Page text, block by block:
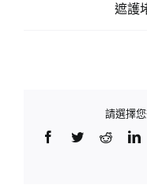
遮護
請選擇
Facebook
TwitterReddit